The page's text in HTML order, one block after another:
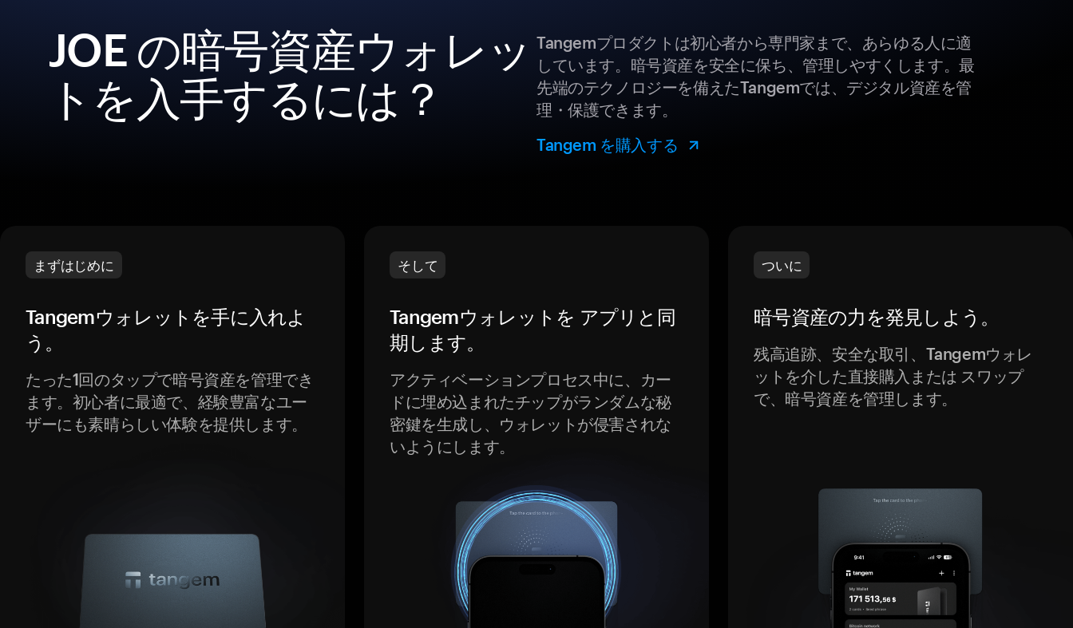
JOE の暗号資産ウォレッ
トを入手するには？
Tangemプロダクトは初心者から専門家まで、あらゆる人に適
しています。暗号資産を安全に保ち、管理しやすくします。最
先端のテクノロジーを備えたTangemでは、デジタル資産を管
理・保護できます。
Tangem を購入する
まずはじめに
Tangemウォレットを手に入れよ
う。
たった1回のタップで暗号資産を管理でき
ます。初心者に最適で、経験豊富なユー
ザーにも素晴らしい体験を提供します。
そして
Tangemウォレットを アプリと同
期します。
アクティベーションプロセス中に、カー
ドに埋め込まれたチップがランダムな秘
密鍵を生成し、ウォレットが侵害されな
いようにします。
ついに
暗号資産の力を発見しよう。
残高追跡、安全な取引、Tangemウォレ
ットを介した直接購入または スワップ
で、暗号資産を管理します。